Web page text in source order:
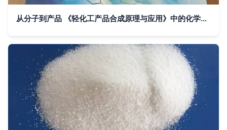
从分子到产品 《轻化工产品合成原理与应用》中的化学逻辑与实践价值